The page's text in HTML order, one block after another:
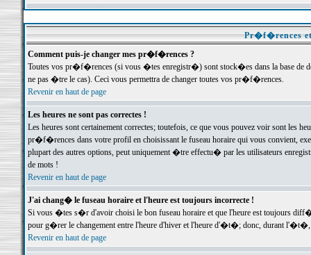
Pr�f�rences
Comment puis-je changer mes pr�f�rences ?
Toutes vos pr�f�rences (si vous �tes enregistr�) sont stock�es dans la base de
ne pas �tre le cas). Ceci vous permettra de changer toutes vos pr�f�rences.
Revenir en haut de page
Les heures ne sont pas correctes !
Les heures sont certainement correctes; toutefois, ce que vous pouvez voir sont
pr�f�rences dans votre profil en choisissant le fuseau horaire qui vous convient,
plupart des autres options, peut uniquement �tre effectu� par les utilisateurs
de mots !
Revenir en haut de page
J'ai chang� le fuseau horaire et l'heure est toujours incorrecte !
Si vous �tes s�r d'avoir choisi le bon fuseau horaire et que l'heure est toujours
pour g�rer le changement entre l'heure d'hiver et l'heure d'�t�; donc, durant
Revenir en haut de page